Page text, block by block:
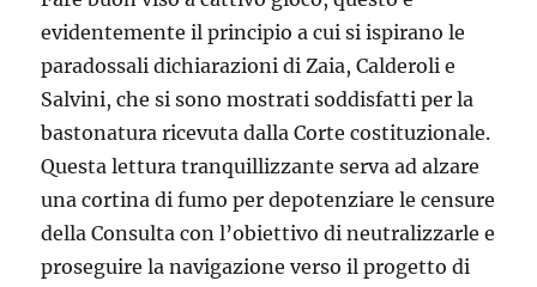
evidentemente il principio a cui si ispirano le
paradossali dichiarazioni di Zaia, Calderoli e
Salvini, che si sono mostrati soddisfatti per la
bastonatura ricevuta dalla Corte costituzionale.
Questa lettura tranquillizzante serva ad alzare
una cortina di fumo per depotenziare le censure
della Consulta con l’obiettivo di neutralizzarle e
proseguire la navigazione verso il progetto di